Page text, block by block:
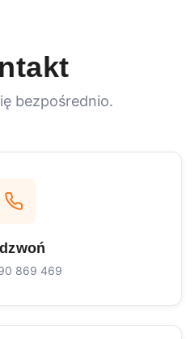
bezpośrednio.
869 469